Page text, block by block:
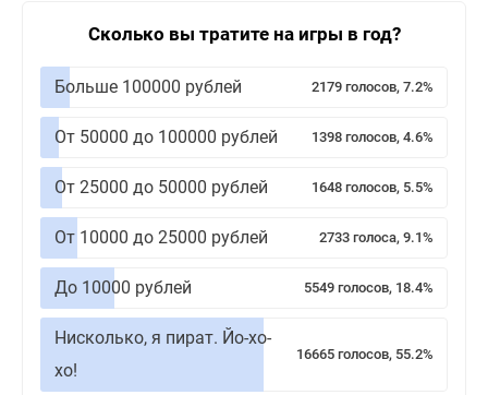
Сколько вы тратите на игры в год?
Больше 100000 рублей 2179 голосов, 7.2%
От 50000 до 100000 рублей 1398 голосов, 4.6%
От 25000 до 50000 рублей 1648 голосов, 5.5%
От 10000 до 25000 рублей 2733 голоса, 9.1%
До 10000 рублей 5549 голосов, 18.4%
Нисколько, я пират. Йо-хо-
хо!
16665 голосов, 55.2%